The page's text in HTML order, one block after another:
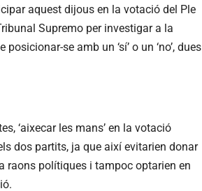
aquest dijous en la votació del Ple
Supremo per investigar a la
se amb un ‘sí’ o un ‘no’, dues
‘aixecar les mans’ en la votació
dos partits, ja que així evitarien donar
raons polítiques i tampoc optarien en